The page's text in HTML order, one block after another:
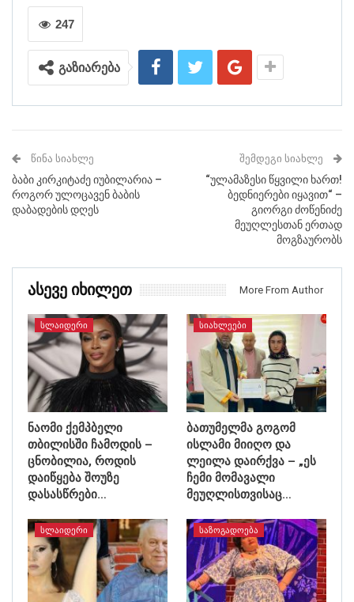
247
გაზიარება
ᲬᲘᲜᲐ ᲡᲘᲐᲮᲚᲔ
ბაბი კირკიტაძე იუბილარია –
როგორ ულოცავენ ბაბის
დაბადების დღეს
ᲨᲔᲛᲓᲔᲒᲘ ᲡᲘᲐᲮᲚᲔ
“ულამაზესი წყვილი ხართ!
ბედნიერები იყავით“ –
გიორგი ძოწენიძე
მეუღლესთან ერთად
მოგზაურობს
Ასევე Იხილეთ More From Author
ᲡᲚᲐᲘᲓᲔᲠᲘ
ნაომი ქემპბელი
თბილისში ჩამოდის –
ცნობილია, როდის
დაიწყება შოუზე
დასასწრები…
ᲡᲘᲐᲮᲚᲔᲔᲑᲘ
ბათუმელმა გოგომ
ისლამი მიიღო და
ლეილა დაირქვა – „ეს
ჩემი მომავალი
მეუღლისთვისაც…
ᲡᲚᲐᲘᲓᲔᲠᲘ ᲡᲐᲖᲝᲒᲐᲓᲝᲔᲑᲐ